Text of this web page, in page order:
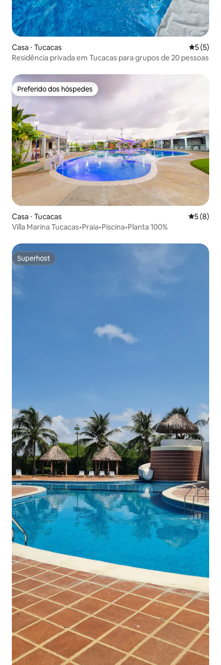
Casa ⋅ Tucacas 5 de
5 (5)
Residência privada em Tucacas para grupos de 20 pessoas
Preferido dos hóspedes
Preferido dos hóspedes
Casa ⋅ Tucacas 5 de
5 (8)
Villa Marina Tucacas•Praia•Piscina•Planta 100%
Superhost
Superhost